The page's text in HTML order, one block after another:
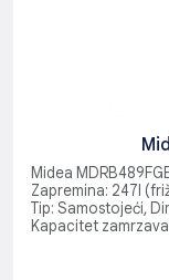
Midea
Zapremina: 247l
Tip: Samostojeći,
Kapacitet